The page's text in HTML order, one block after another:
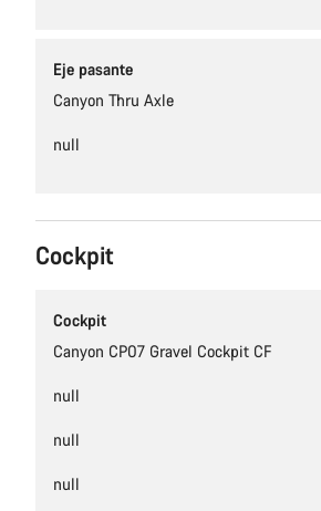
Eje pasante
Canyon Thru Axle
null
Cockpit
Cockpit
Canyon CP07 Gravel Cockpit CF
null
null
null